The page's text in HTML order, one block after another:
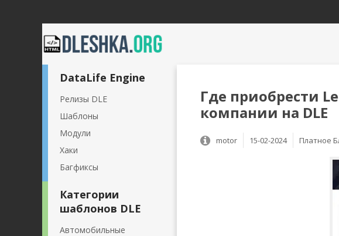
Где приобрести
компании на DLE
motor 15-02-2024 Платное
DataLife Engine
Релизы DLE
Шаблоны
Модули
Хаки
Багфиксы
Категории
шаблонов DLE
Автомобильные